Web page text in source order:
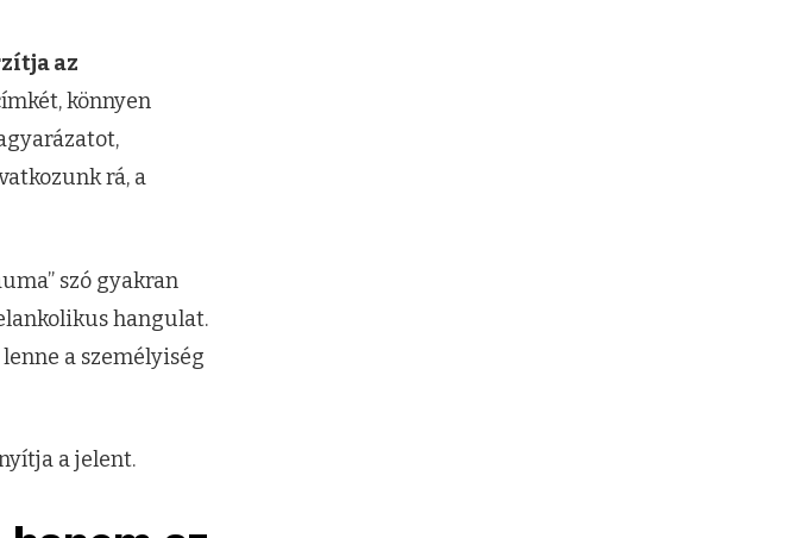
az
könnyen
rá, a
szó gyakran
hangulat.
a személyiség
a jelent.